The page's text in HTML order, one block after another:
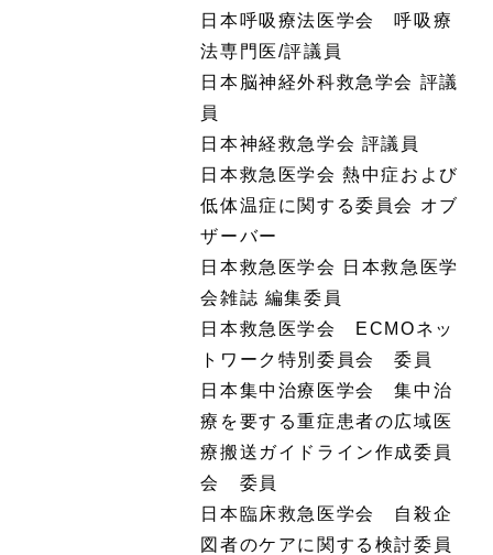
日本呼吸療法医学会 呼吸療
法専門医/評議員
日本脳神経外科救急学会 評議
員
日本神経救急学会 評議員
日本救急医学会 熱中症および
低体温症に関する委員会 オブ
ザーバー
日本救急医学会 日本救急医学
会雑誌 編集委員
日本救急医学会 ECMOネッ
トワーク特別委員会 委員
日本集中治療医学会 集中治
療を要する重症患者の広域医
療搬送ガイドライン作成委員
会 委員
日本臨床救急医学会 自殺企
図者のケアに関する検討委員